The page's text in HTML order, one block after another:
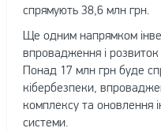
спрямують 38,6 млн грн.
Ще одним напрямком
впровадження і розвиток
Понад 17 млн грн буде
кібербезпеки,
комплексу та оновлення
системи.